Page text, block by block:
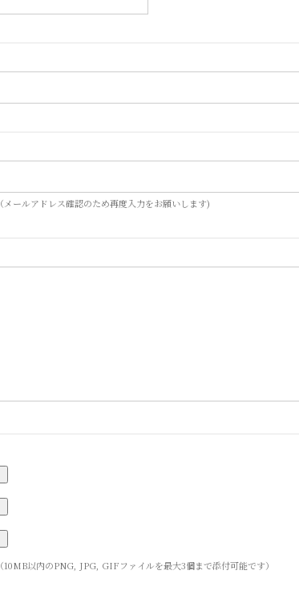
（メールアドレス確認のため再度入力をお願いします)
（10MB以内のPNG, JPG, GIFファイルを最大3個まで添付可能です）